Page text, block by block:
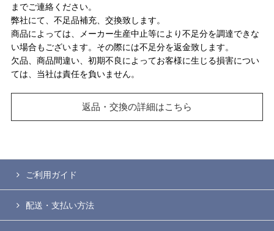
までご連絡ください。
弊社にて、不足品補充、交換致します。
商品によっては、メーカー生産中止等により不足分を調達できな
い場合もございます。その際には不足分を返金致します。
欠品、商品間違い、初期不良によってお客様に生じる損害につい
ては、当社は責任を負いません。
返品・交換の詳細はこちら
ご利用ガイド
配送・支払い方法